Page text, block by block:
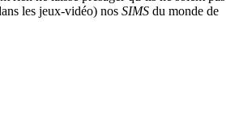
les jeux-vidéo) nos SIMS du monde de